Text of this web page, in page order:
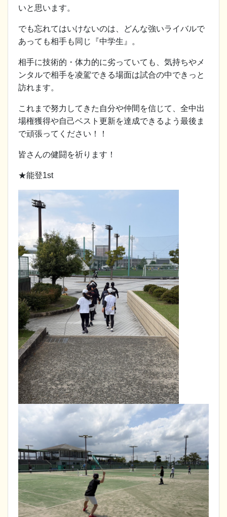
いと思います。
でも忘れてはいけないのは、どんな強いライバルで
あっても相手も同じ『中学生』。
相手に技術的・体力的に劣っていても、気持ちやメ
ンタルで相手を凌駕できる場面は試合の中できっと
訪れます。
これまで努力してきた自分や仲間を信じて、全中出
場権獲得や自己ベスト更新を達成できるよう最後ま
で頑張ってください！！
皆さんの健闘を祈ります！
★能登1st